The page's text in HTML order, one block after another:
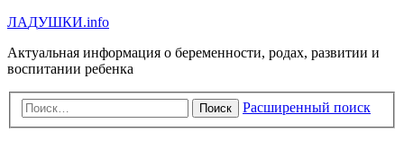
ЛАДУШКИ.info
Актуальная информация о беременности, родах, развитии и
воспитании ребенка
Поиск Расширенный поиск